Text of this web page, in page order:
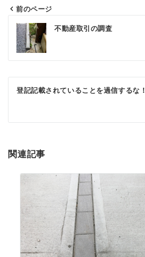
投
稿
ナ
ビ
ゲ
シ
ン
前のページ
不動産取引の調査
登記記載されていることを過信するな！
関連記事